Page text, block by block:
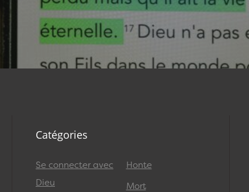
Catégories
Se connecter avec
Dieu
Honte
Mort